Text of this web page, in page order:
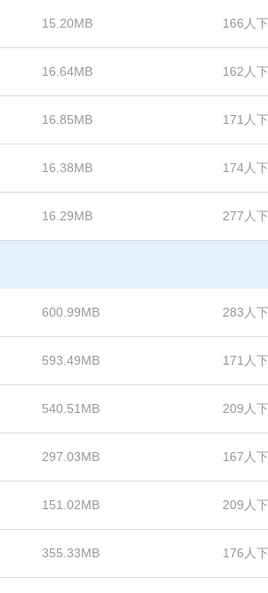
15.20MB 166人
16.64MB 162人
16.85MB 171人
16.38MB 174人
16.29MB 277人
600.99MB 283人
593.49MB 171人
540.51MB 209人
297.03MB 167人
151.02MB 209人
355.33MB 176人